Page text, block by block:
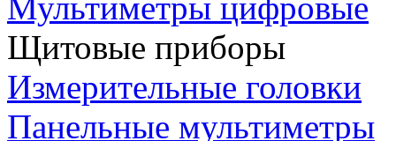
Мультиметры цифровые
Щитовые приборы
Измерительные головки
Панельные мультиметры